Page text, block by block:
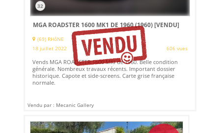
32
MGA ROADSTER 1600 MK1 DE 1960 (1960)[VENDU]
(69) RHôNE
18 juillet 2022
606 vues
Vends MGA ROADSTER 1600 MKI de 1960. Belle condition
générale. Nombreux travaux récents. Important dossier
historique. Capote et side-screens. Carte grise française
normale.
Vendu par : Mecanic Gallery